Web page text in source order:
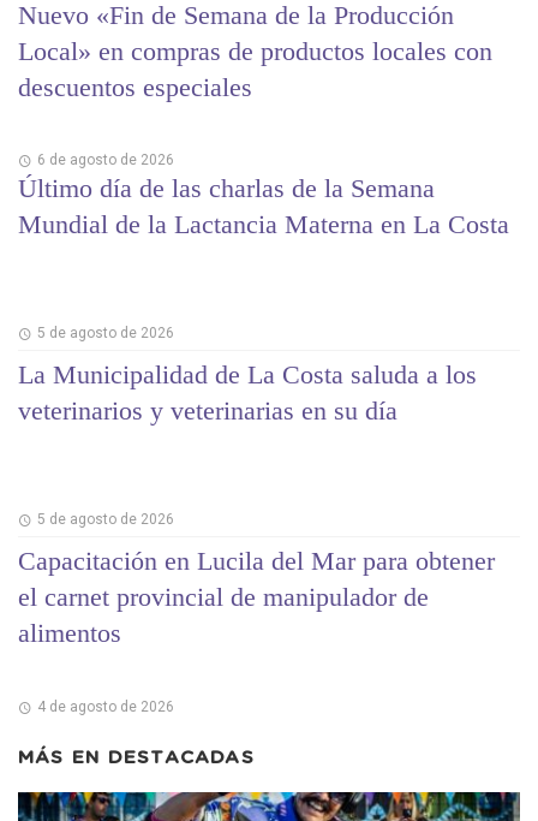
Nuevo «Fin de Semana de la Producción
Local» en compras de productos locales con
descuentos especiales
6 de agosto de 2026
Último día de las charlas de la Semana
Mundial de la Lactancia Materna en La Costa
5 de agosto de 2026
La Municipalidad de La Costa saluda a los
veterinarios y veterinarias en su día
5 de agosto de 2026
Capacitación en Lucila del Mar para obtener
el carnet provincial de manipulador de
alimentos
4 de agosto de 2026
MÁS EN DESTACADAS